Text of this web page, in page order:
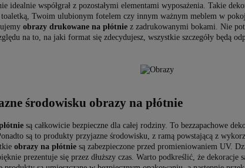
idealnie współgrał z pozostałymi elementami wyposażenia. Takie
Twoim ulubionym fotelem czy innym ważnym meblem w
obrazy drukowane na płótniez zadrukowanymi bokami. Nie
na to, na jaki format się zdecydujesz, wszystkie szczegóły będą
środowisku obrazy na płótnie
są całkowicie bezpieczne dla całej rodziny. To bezzapachowe
są to produkty przyjazne środowisku, z ramą powstającą z
obrazy na płótniesą zabezpieczone przed promieniowaniem UV.
prezentuje się przez dłuższy czas. Warto podkreślić, że dekoracje